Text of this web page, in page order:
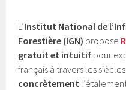
L’Institut National de
Forestière (IGN) propose
gratuit et intuitif pour
français à travers les
concrètement